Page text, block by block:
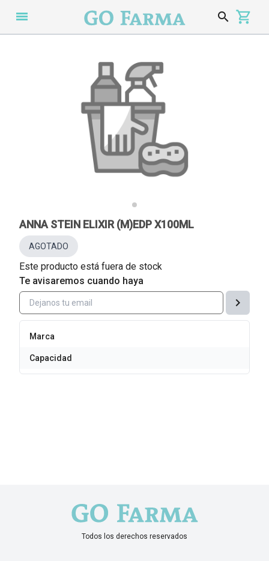
menu search
ANNA STEIN ELIXIR (M)EDP X100ML
AGOTADO
Este producto está fuera de stock
Te avisaremos cuando haya
chevron_right
Marca
Capacidad
Todos los derechos reservados